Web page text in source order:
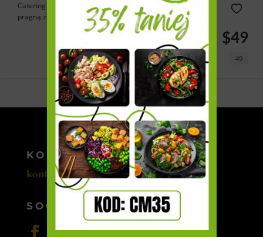
Catering Cebulka to doskonałe rozwiązanie dla tych, którzy
pragną zdrowo...
$49
49
Powered by Estatik
KONTAKT
kontakt@cateromedia.pl
SOCIAL MEDIA